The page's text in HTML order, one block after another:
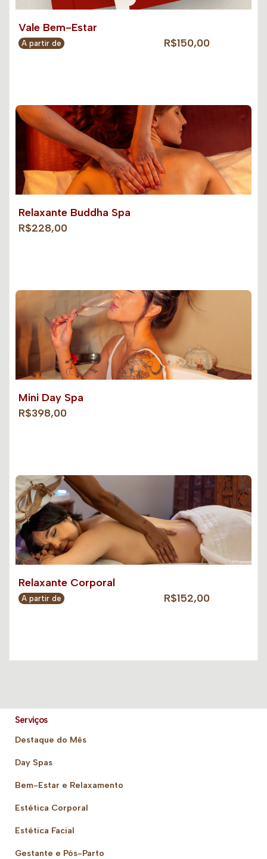
Vale Bem-Estar
A partir de R$150,00
Relaxante Buddha Spa
R$228,00
Mini Day Spa
R$398,00
Relaxante Corporal
A partir de R$152,00
Serviços
Destaque do Mês
Day Spas
Bem-Estar e Relaxamento
Estética Corporal
Estética Facial
Gestante e Pós-Parto